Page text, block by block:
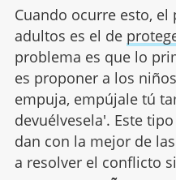
Cuando ocurre esto,
adultos es el de
problema es que lo
es proponer a los
empuja, empújale tú
devuélvesela'. Este
dan con la mejor de
a resolver el conflicto